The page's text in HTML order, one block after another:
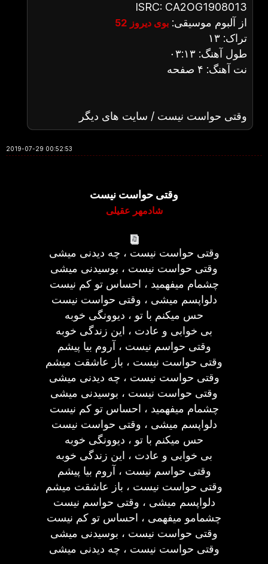
ISRC: CA2OG1908013
از آلبوم موسیقی: بوی دیروز 52
تراک: ۱۳
طول آهنگ: ۰۳:۱۳
نت آهنگ: ۴ صفحه
وقتی حواست نیست / سایت های دیگر
2019-07-29 00:52:53
وقتی حواست نیست
شادمهر عقیلی
وقتی حواست نیست ، چه دیدنی میشی
وقتی حواست نیست ، بوسیدنی میشی
چشمام میفهمید ، احساس تو کم نیست
دلواپسم میشی ، وقتی حواست نیست
حس میکنم با تو ، دیوونگی خوبه
بی خوابی و عادت ، این زندگی خوبه
وقتی حواسم نیست ، آروم بیا پیشم
وقتی حواست نیست ، باز عاشقت میشم
وقتی حواست نیست ، چه دیدنی میشی
وقتی حواست نیست ، بوسیدنی میشی
چشمام میفهمید ، احساس تو کم نیست
دلواپسم میشی ، وقتی حواست نیست
حس میکنم با تو ، دیوونگی خوبه
بی خوابی و عادت ، این زندگی خوبه
وقتی حواسم نیست ، آروم بیا پیشم
وقتی حواست نیست ، باز عاشقت میشم
دلواپسم میشی ، وقتی حواسم نیست
چشمامو میفهمی ، احساس تو کم نیست
وقتی حواست نیست ، بوسیدنی میشی
وقتی حواست نیست ، چه دیدنی میشی